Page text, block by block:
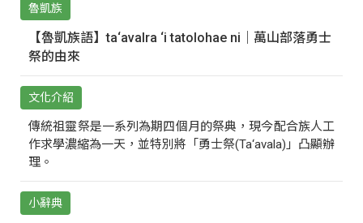
魯凱族
【魯凱族語】ta‘avalra ‘i tatolohae ni｜萬山部落勇士
祭的由來
文化介紹
傳統祖靈祭是一系列為期四個月的祭典，現今配合族人工
作求學濃縮為一天，並特別將「勇士祭(Ta‘avala)」凸顯辦
理。
小辭典